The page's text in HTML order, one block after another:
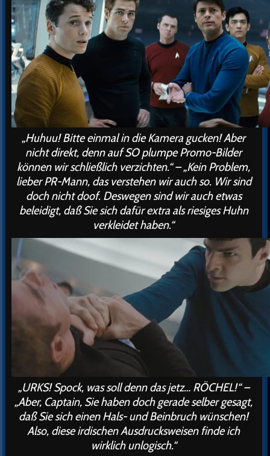
„Huhuu! Bitte einmal in die Kamera gucken! Aber
nicht direkt, denn auf SO plumpe Promo-Bilder
können wir schließlich verzichten.“ – „Kein Problem,
lieber PR-Mann, das verstehen wir auch so. Wir sind
doch nicht doof. Deswegen sind wir auch etwas
beleidigt, daß Sie sich dafür extra als riesiges Huhn
verkleidet haben.“
„URKS! Spock, was soll denn das jetz… RÖCHEL!“ –
„Aber, Captain, Sie haben doch gerade selber gesagt,
daß Sie sich einen Hals- und Beinbruch wünschen!
Also, diese irdischen Ausdrucksweisen finde ich
wirklich unlogisch.“